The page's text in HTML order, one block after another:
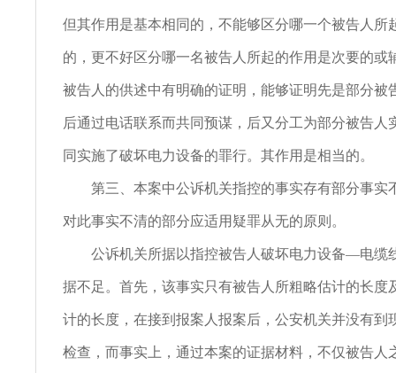
但其作用是基本相同的，不能够区分哪一个被告人所
的，更不好区分哪一名被告人所起的作用是次要的或
被告人的供述中有明确的证明，能够证明先是部分被
后通过电话联系而共同预谋，后又分工为部分被告人
同实施了破坏电力设备的罪行。其作用是相当的。
第三、本案中公诉机关指控的事实存有部分事实
对此事实不清的部分应适用疑罪从无的原则。
公诉机关所据以指控被告人破坏电力设备—电缆
据不足。首先，该事实只有被告人所粗略估计的长度
计的长度，在接到报案人报案后，公安机关并没有到
检查，而事实上，通过本案的证据材料，不仅被告人